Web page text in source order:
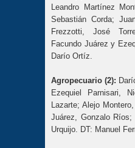
Leandro Martínez
Sebastián Corda;
Frezzotti, José
Facundo Juárez y
Darío Ortíz.
Agropecuario (2):
Ezequiel Parnisari,
Lazarte; Alejo
Juárez, Gonzalo
Urquijo. DT: Manuel